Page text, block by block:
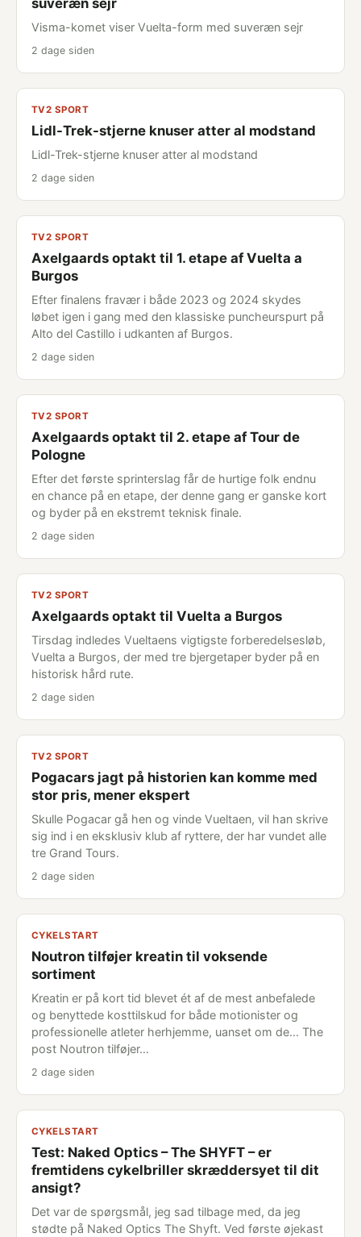
suveræn sejr
Visma-komet viser Vuelta-form med suveræn sejr
2 dage siden
TV2 SPORT
Lidl-Trek-stjerne knuser atter al modstand
Lidl-Trek-stjerne knuser atter al modstand
2 dage siden
TV2 SPORT
Axelgaards optakt til 1. etape af Vuelta a
Burgos
Efter finalens fravær i både 2023 og 2024 skydes
løbet igen i gang med den klassiske puncheurspurt på
Alto del Castillo i udkanten af Burgos.
2 dage siden
TV2 SPORT
Axelgaards optakt til 2. etape af Tour de
Pologne
Efter det første sprinterslag får de hurtige folk endnu
en chance på en etape, der denne gang er ganske kort
og byder på en ekstremt teknisk finale.
2 dage siden
TV2 SPORT
Axelgaards optakt til Vuelta a Burgos
Tirsdag indledes Vueltaens vigtigste forberedelsesløb,
Vuelta a Burgos, der med tre bjergetaper byder på en
historisk hård rute.
2 dage siden
TV2 SPORT
Pogacars jagt på historien kan komme med
stor pris, mener ekspert
Skulle Pogacar gå hen og vinde Vueltaen, vil han skrive
sig ind i en eksklusiv klub af ryttere, der har vundet alle
tre Grand Tours.
2 dage siden
CYKELSTART
Noutron tilføjer kreatin til voksende
sortiment
Kreatin er på kort tid blevet ét af de mest anbefalede
og benyttede kosttilskud for både motionister og
professionelle atleter herhjemme, uanset om de... The
post Noutron tilføjer…
2 dage siden
CYKELSTART
Test: Naked Optics – The SHYFT – er
fremtidens cykelbriller skræddersyet til dit
ansigt?
Det var de spørgsmål, jeg sad tilbage med, da jeg
stødte på Naked Optics The Shyft. Ved første øjekast